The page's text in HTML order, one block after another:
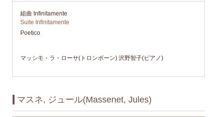
組曲 Infinitamente
Suite Infinitamente
Poetico
マッシモ・ラ・ローサ(トロンボーン) 沢野智子(ピアノ)
マスネ, ジュール(Massenet, Jules)